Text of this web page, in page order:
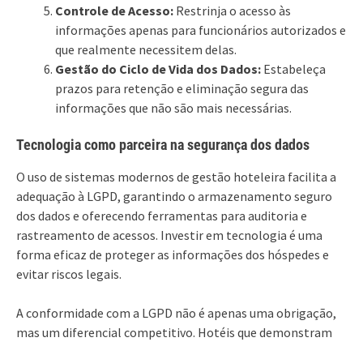
Controle de Acesso: Restrinja o acesso às
informações apenas para funcionários autorizados e
que realmente necessitem delas.
Gestão do Ciclo de Vida dos Dados: Estabeleça
prazos para retenção e eliminação segura das
informações que não são mais necessárias.
Tecnologia como parceira na segurança dos dados
O uso de sistemas modernos de gestão hoteleira facilita a
adequação à LGPD, garantindo o armazenamento seguro
dos dados e oferecendo ferramentas para auditoria e
rastreamento de acessos. Investir em tecnologia é uma
forma eficaz de proteger as informações dos hóspedes e
evitar riscos legais.
A conformidade com a LGPD não é apenas uma obrigação,
mas um diferencial competitivo. Hotéis que demonstram